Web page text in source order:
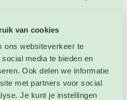
van cookies
ons websiteverkeer te
media te bieden en
Ook delen we informatie
met partners voor social
Je kunt je instellingen
kaas, uien,
oregano, rundvlees,
eieren, geitenkaas, rode
knoflook,
zoals paprika, sla,
en prei. Niet